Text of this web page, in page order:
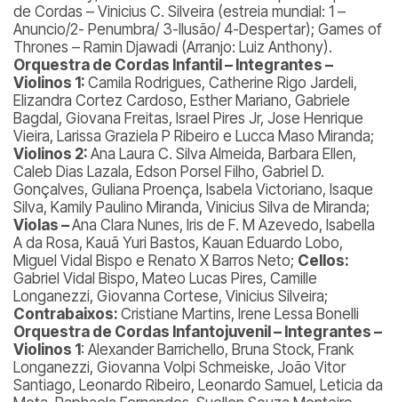
de Cordas – Vinicius C. Silveira (estreia mundial: 1 –
Anuncio/2- Penumbra/ 3-Ilusão/ 4-Despertar); Games of
Thrones – Ramin Djawadi (Arranjo: Luiz Anthony).
Orquestra de Cordas Infantil – Integrantes –
Violinos 1: Camila Rodrigues, Catherine Rigo Jardeli,
Elizandra Cortez Cardoso, Esther Mariano, Gabriele
Bagdal, Giovana Freitas, Israel Pires Jr, Jose Henrique
Vieira, Larissa Graziela P Ribeiro e Lucca Maso Miranda;
Violinos 2: Ana Laura C. Silva Almeida, Barbara Ellen,
Caleb Dias Lazala, Edson Porsel Filho, Gabriel D.
Gonçalves, Guliana Proença, Isabela Victoriano, Isaque
Silva, Kamily Paulino Miranda, Vinicius Silva de Miranda;
Violas –Ana Clara Nunes, Iris de F. M Azevedo, Isabella
A da Rosa, Kauã Yuri Bastos, Kauan Eduardo Lobo,
Miguel Vidal Bispo e Renato X Barros Neto; Cellos:
Gabriel Vidal Bispo, Mateo Lucas Pires, Camille
Longanezzi, Giovanna Cortese, Vinicius Silveira;
Contrabaixos: Cristiane Martins, Irene Lessa Bonelli
Orquestra de Cordas Infantojuvenil – Integrantes –
Violinos 1 : Alexander Barrichello, Bruna Stock, Frank
Longanezzi, Giovanna Volpi Schmeiske, João Vitor
Santiago, Leonardo Ribeiro, Leonardo Samuel, Leticia da